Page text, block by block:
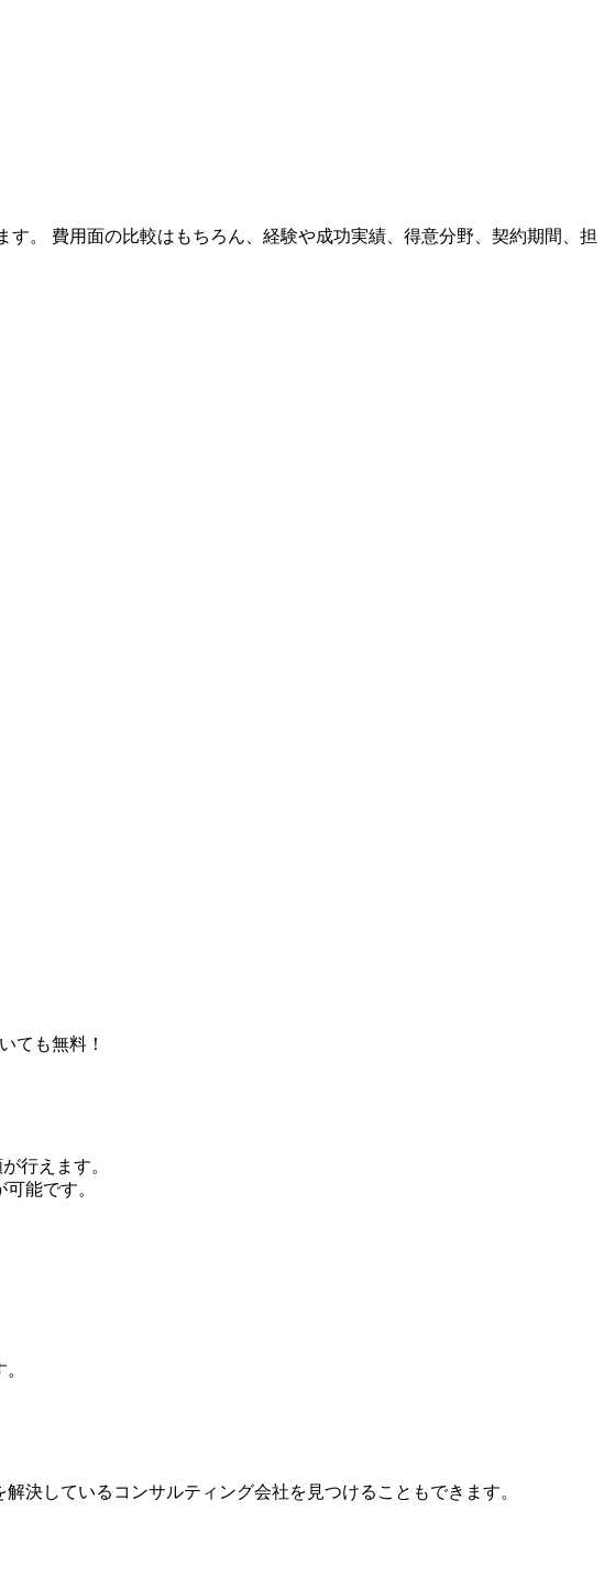
。 費用面の比較はもちろん、経験や成功実績、得意分野、契約期間、担
ても無料！
行えます。
能です。
決しているコンサルティング会社を見つけることもできます。